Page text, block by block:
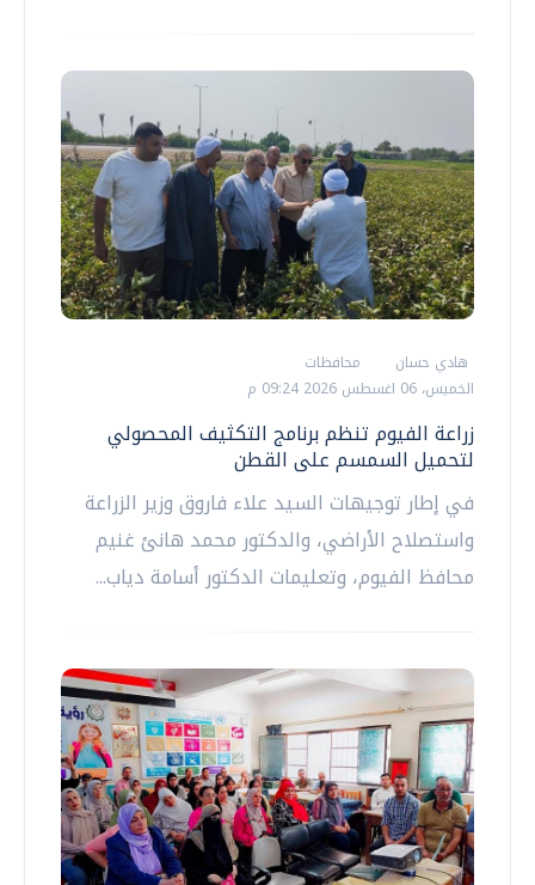
هادي حسان
محافظات
الخميس، 06 اغسطس 2026 09:24 م
زراعة الفيوم تنظم برنامج التكثيف المحصولي
لتحميل السمسم على القطن
في إطار توجيهات السيد علاء فاروق وزير الزراعة
واستصلاح الأراضي، والدكتور محمد هانئ غنيم
محافظ الفيوم، وتعليمات الدكتور أسامة دياب...